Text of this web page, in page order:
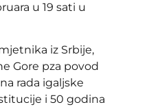
u 19 sati u
iz Srbije,
Gore pza povod
rada igaljske
i 50 godina